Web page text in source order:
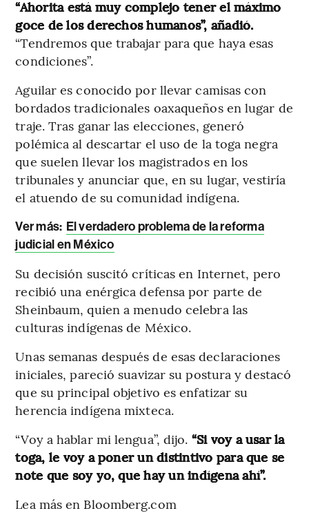
“Ahorita está muy complejo tener el máximo
goce de los derechos humanos”, añadió.
“Tendremos que trabajar para que haya esas
condiciones”.
Aguilar es conocido por llevar camisas con
bordados tradicionales oaxaqueños en lugar de
traje. Tras ganar las elecciones, generó
polémica al descartar el uso de la toga negra
que suelen llevar los magistrados en los
tribunales y anunciar que, en su lugar, vestiría
el atuendo de su comunidad indígena.
Ver más: El verdadero problema de la reforma
judicial en México
Su decisión suscitó críticas en Internet, pero
recibió una enérgica defensa por parte de
Sheinbaum, quien a menudo celebra las
culturas indígenas de México.
Unas semanas después de esas declaraciones
iniciales, pareció suavizar su postura y destacó
que su principal objetivo es enfatizar su
herencia indígena mixteca.
“Voy a hablar mi lengua”, dijo. “Si voy a usar la
toga, le voy a poner un distintivo para que se
note que soy yo, que hay un indígena ahí”.
Lea más en Bloomberg.com